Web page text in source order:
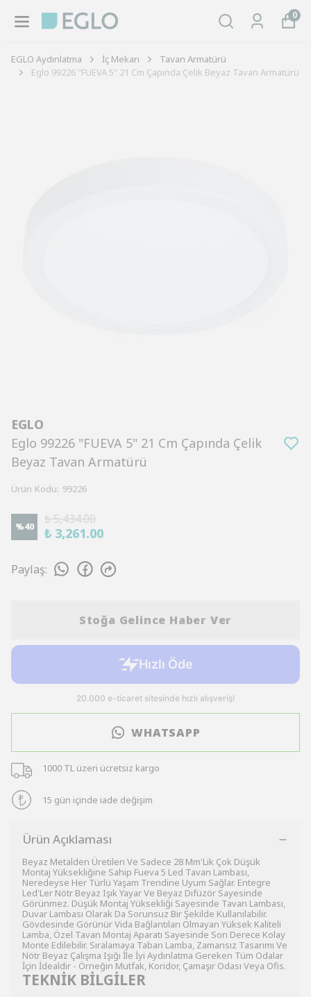
0
EGLO Aydınlatma İç Mekan
Tavan Armatürü
Eglo 99226 "FUEVA 5" 21 Cm Çapında Çelik Beyaz Tavan Armatürü
EGLO
Eglo 99226 "FUEVA 5" 21 Cm Çapında Çelik
Beyaz Tavan Armatürü
Ürün Kodu: 99226
%40
₺ 5,434.00
₺ 3,261.00
Paylaş:
Stoğa Gelince Haber Ver
WHATSAPP
1000 TL üzeri ücretsiz kargo
15 gün içinde iade değişim
Ürün Açıklaması
Beyaz Metalden Üretilen Ve Sadece 28 Mm'Lik Çok Düşük
Montaj Yüksekliğine Sahip Fueva 5 Led Tavan Lambası,
Neredeyse Her Türlü Yaşam Trendine Uyum Sağlar. Entegre
Led'Ler Nötr Beyaz Işık Yayar Ve Beyaz Difüzör Sayesinde
Görünmez. Düşük Montaj Yüksekliği Sayesinde Tavan Lambası,
Duvar Lambası Olarak Da Sorunsuz Bir Şekilde Kullanılabilir.
Gövdesinde Görünür Vida Bağlantıları Olmayan Yüksek Kaliteli
Lamba, Özel Tavan Montaj Aparatı Sayesinde Son Derece Kolay
Monte Edilebilir. Sıralamaya Taban Lamba, Zamansız Tasarımı Ve
Nötr Beyaz Çalışma Işığı İle İyi Aydınlatma Gereken Tüm Odalar
İçin İdealdir - Örneğin Mutfak, Koridor, Çamaşır Odası Veya Ofis.
TEKNİK BİLGİLER